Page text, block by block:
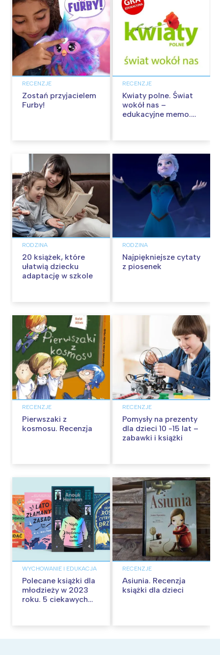
RECENZJE
Zostań przyjacielem
Furby!
RECENZJE
Kwiaty polne. Świat
wokół nas –
edukacyjne memo.
RODZINA
20 książek, które
ułatwią dziecku
adaptację w szkole
RODZINA
Najpiękniejsze cytaty
z piosenek
RECENZJE
Pierwszaki z
kosmosu. Recenzja
RECENZJE
Pomysły na prezenty
dla dzieci 10 -15 lat –
zabawki i książki
WYCHOWANIE I EDUKACJA
Polecane książki dla
młodzieży w 2023
roku. 5 ciekawych
RECENZJE
Asiunia. Recenzja
książki dla dzieci